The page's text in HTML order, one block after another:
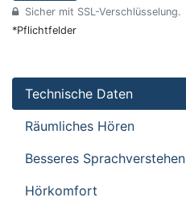
Sicher mit SSL-Verschlüsselung.
*Pflichtfelder
Technische Daten
Räumliches Hören
Besseres Sprachverstehen
Hörkomfort